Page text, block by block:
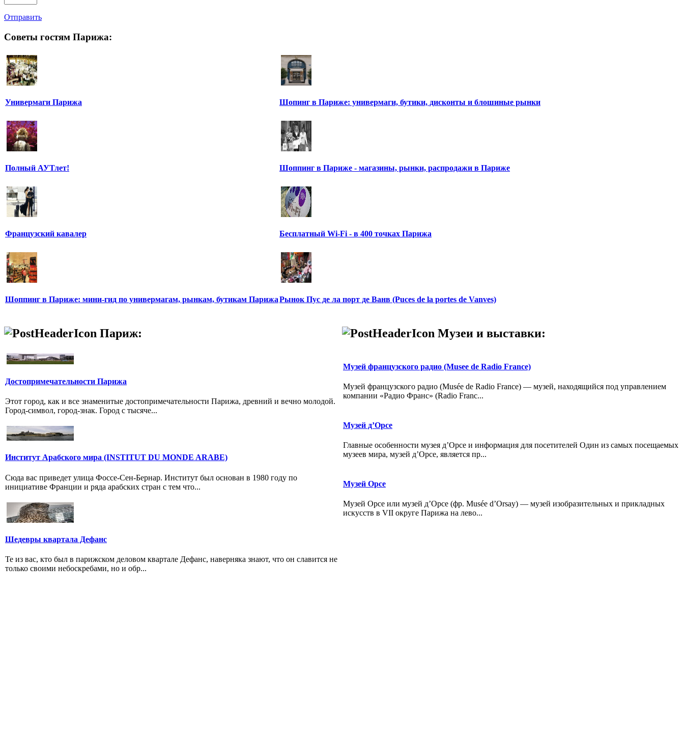
Отправить
Советы гостям Парижа:
Универмаги Парижа Шопинг в Париже: универмаги, бутики, дисконты и блошиные рынки
Полный АУТлет! Шоппинг в Париже - магазины, рынки, распродажи в Париже
Французский кавалер Бесплатный Wi-Fi - в 400 точках Парижа
Шоппинг в Париже: мини-гид по универмагам, рынкам, бутикам ПарижаРынок Пус де ла порт де Ванв (Puces de la portes de Vanves)
Париж:
Достопримечательности Парижа
Этот город, как и все знаменитые достопримечательности Парижа, древний и вечно молодой.
Город-символ, город-знак. Город с тысяче...
Институт Арабского мира (INSTITUT DU MONDE ARABE)
Сюда вас приведет улица Фоссе-Сен-Бернар. Институт был основан в 1980 году по
инициативе Франции и ряда арабских стран с тем что...
Шедевры квартала Дефанс
Те из вас, кто был в парижском деловом квартале Дефанс, наверняка знают, что он славится не
только своими небоскребами, но и обр...
Музеи и выставки:
Музей французского радио (Musee de Radio France)
Музей французского радио (Musée de Radio France) — музей, находящийся под управлением
компании «Радио Франс» (Radio Franc...
Музей д’Орсе
Главные особенности музея д’Орсе и информация для посетителей Один из самых посещаемых
музеев мира, музей д’Орсе, является пр...
Музей Орсе
Музей Орсе или музей д’Орсе (фр. Musée d’Orsay) — музей изобразительных и прикладных
искусств в VII округе Парижа на лево...